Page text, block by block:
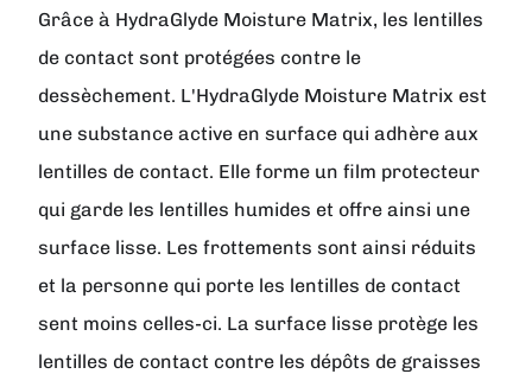
Grâce à HydraGlyde Moisture Matrix, les lentilles
de contact sont protégées contre le
dessèchement. L'HydraGlyde Moisture Matrix est
une substance active en surface qui adhère aux
lentilles de contact. Elle forme un film protecteur
qui garde les lentilles humides et offre ainsi une
surface lisse. Les frottements sont ainsi réduits
et la personne qui porte les lentilles de contact
sent moins celles-ci. La surface lisse protège les
lentilles de contact contre les dépôts de graisses